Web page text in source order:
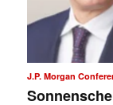
J.P. Morgan